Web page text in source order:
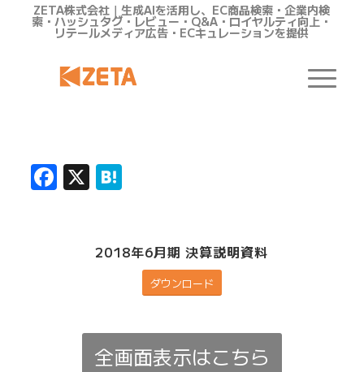
ZETA株式会社｜生成AIを活用し、EC商品検索・企業内検
索・ハッシュタグ・レビュー・Q&A・ロイヤルティ向上・
リテールメディア広告・ECキュレーションを提供
Facebook
X Hatena
2018年6月期 決算説明資料
ダウンロード
全画面表示はこちら